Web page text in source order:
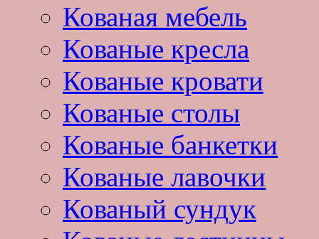
Кованая мебель
Кованые кресла
Кованые кровати
Кованые столы
Кованые банкетки
Кованые лавочки
Кованый сундук